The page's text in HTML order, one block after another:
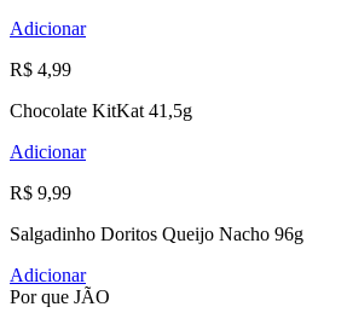
Adicionar
R$ 4,99
Chocolate KitKat 41,5g
Adicionar
R$ 9,99
Salgadinho Doritos Queijo Nacho 96g
Adicionar
Por que JÃO